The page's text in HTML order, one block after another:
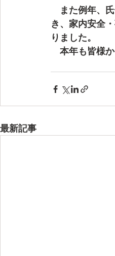
また例年、
き、家内安全
りました。
本年も皆様
最新記事